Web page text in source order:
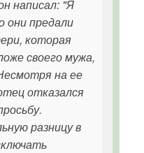
написал: "Я
они предали
которая
своего мужа,
на ее
отказался
разницу в